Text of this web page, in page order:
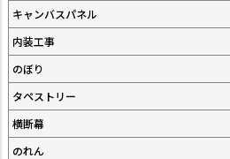
キャンバスパネル
内装工事
のぼり
タペストリー
横断幕
のれん